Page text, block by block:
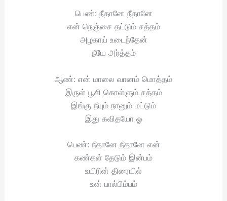
பெண்: நீதானே நீதானே
என் நெஞ்சை தட்டும் சத்தம்
அழகாய் உடைந்தேன்
நீயே அர்த்தம்
ஆண்: என் மாலை வானம் மொத்தம்
இருள் பூசி கொள்ளும் சத்தம்
இங்கு நீயும் நானும் மட்டும்
இது கவிதயோ ஓ
பெண்: நீதானே நீதானே என்
கண்கள் தேடும் இன்பம்
உயிரின் திரையில்
உன் பால்பிம்பம்